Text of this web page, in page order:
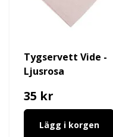
Tygservett Vide -
Ljusrosa
35 kr
Lägg i korgen